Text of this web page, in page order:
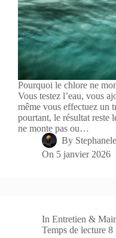
Pourquoi le chlore ne
Vous testez l’eau, vous
même vous effectuez un
pourtant, le résultat reste
ne monte pas ou…
By
On 5 janvier 2026
In Entretien &
Temps de lecture 8